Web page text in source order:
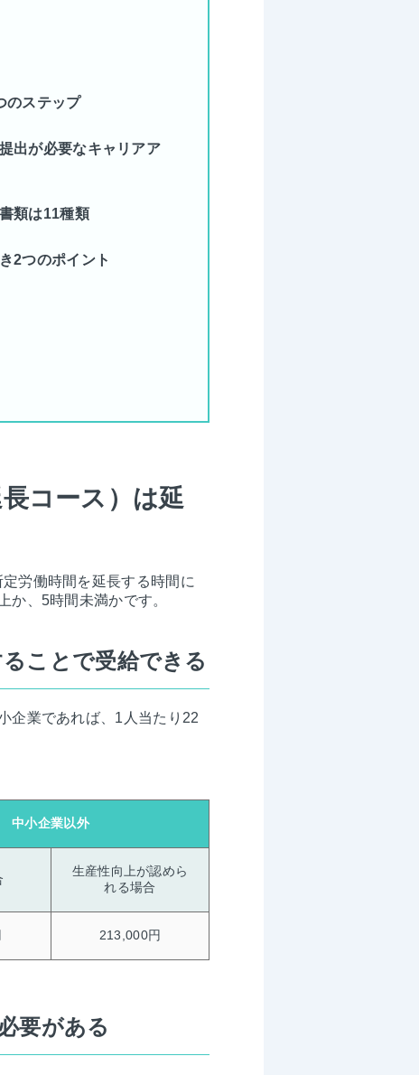
のステップ
出が必要なキャリアア
類は11種類
2つのポイント
コース）は延
労働時間を延長する時間に
か、5時間未満かです。
ことで受給できる
企業であれば、1人当たり22
中小企業以外
生産性向上が認めら
れる場合
213,000円
要がある